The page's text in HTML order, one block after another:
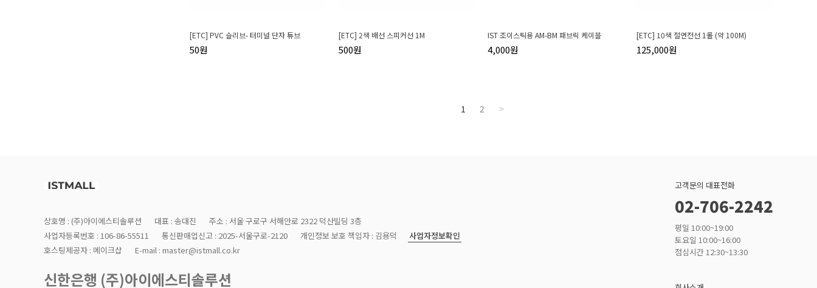
[ETC] PVC 슬리브- 터미널 단자 튜브
50원
[ETC] 2색 배선 스피커선 1M
500원
IST 조이스틱용 AM-BM 패브릭 케이블
4,000원
[ETC] 10색 절연전선 1롤 (약 100M)
125,000원
1 2 >>
상호명 : (주)아이에스티솔루션 대표 : 송대진
주소 : 서울 구로구 서해안로 2322 덕산빌딩 3층
사업자등록번호 : 106-86-55511
통신판매업신고 : 2025-서울구로-2120 개인정보 보호 책임자 : 김용덕
사업자정보확인
호스팅제공자 : 메이크샵
E-mail : master@istmall.co.kr
신한은행 (주)아이에스티솔루션
고객문의 대표전화
02-706-2242
평일 10:00~19:00
토요일 10:00~16:00
점심시간 12:30~13:30